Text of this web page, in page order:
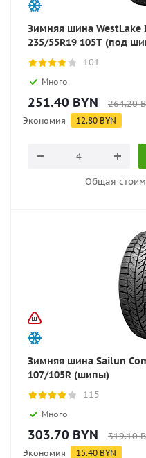
Зимняя шина WestLake
235/55R19 105T (под
101
Много
251.40 BYN 264.20
Экономия 12.80 BYN
Общая
Зимняя шина Sailun
107/105R (шипы)
115
Много
303.70 BYN 319.10
Экономия 15.40 BYN